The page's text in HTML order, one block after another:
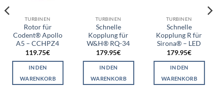
TURBINEN
Rotor für
Codent® Apollo
A5 – CCHPZ4
119.75€
IN DEN
WARENKORB
TURBINEN
Schnelle
Kopplung für
W&H® RQ-34
179.95€
IN DEN
WARENKORB
TURBINEN
Schnelle
Kopplung R für
Sirona® – LED
179.95€
IN DEN
WARENKORB